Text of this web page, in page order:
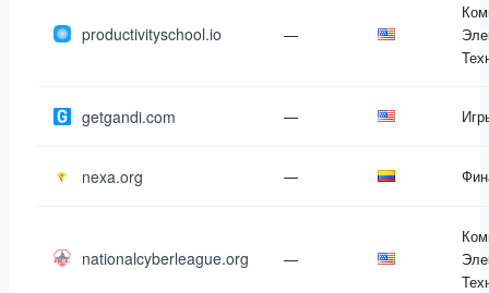
productivityschool.io —
getgandi.com —
nexa.org —
nationalcyberleague.org —